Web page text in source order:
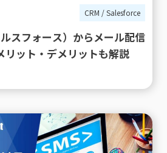
CRM / Salesforce
スフォース）からメール配信
ット・デメリットも解説